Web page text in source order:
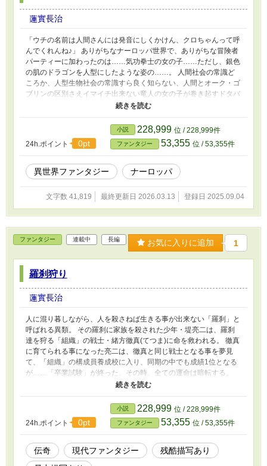
蓮實長治
「ウチの名前は人間さんには発音にしくかけん、クロちゃんって呼
んでくれんね♪」 ありがちなナーロッパ世界で、ありがちな冒険者
パーティーに加わったのは……気功拳士の女の子……ただし、銀色
の肌のドラゴンを人型にしたような姿の……。 人間社会の常識ど
ころか、人型生物社会の常識すら良く知らない、人間とオーク・ゴ
ブリンの区別さえイマイチ出来ない竜人の女の子が巻き起すドタバ
タの結末や如何に？ 「なろう」「カクヨム」「アルファポリス」
「Novel Days」「ノベルアップ+」「Tales」に同じモノを投稿し
ています。 ※将来的に「暴力描写・残酷描写をギャグとして描
く」「ポリコレ肯定派・否定派の両方から怒られるor呆れられる」
ような悪趣味な展開になる可能性が有りますので、苦手な方は御注
意下さい。
24h.ポイント 0pt
小説 228,999 位 / 228,999件
ファンタジー 53,355 位 / 53,355件
異世界ファンタジー ナーロッパ
文字数 41,819 最終更新日 2026.03.13 登録日 2025.09.04
ファンタジー 連載中 長編 お気に入りに追加 1
羅刹狩り
蓮實長治
人に混り暮しながら、人を殺さねば生きる事が出来ない「羅刹」と
呼ばれる異類。 その羅刹に家族を殺された少年・堤亮二は、羅刹
達を狩る「組織」の戦士・緒方徹真(てつま)に命を救われる。 徹真
に育てられる事になった亮二は、徹真と同じ戦士となる事を夢見
て、「組織」の構成員養成校に入り、同期の中でも成績1位となる
が……「卒業試験」が終った、その時、全ての運命は暗転する。
「組織」最強の戦士だった養父・徹真は羅刹の騙し討ちによりみじ
めに死に、亮二は養父に連座するかのように、諜報や戦士達の後始
末・証拠隠滅を行なう戦闘を禁じられた裏方部署に配属される事に
なった。 だが、亮二が初仕事で、偶然、遭遇した相手は……調査
対象だった下級羅刹ではなく、上層部の許可なき調査・交戦を禁じ
られた既知の羅刹の中でも最凶最悪の個体……通称「同族喰い」
「闇の女神(ニルリティ)」「アンタッチャブル・ゼロ」だった。 漫
画原作コンテストで落選したものを小説に書き直した作品です。
24h.ポイント 0pt
小説 228,999 位 / 228,999件
ファンタジー 53,355 位 / 53,355件
伝奇 現代ファンタジー
残酷描写あり